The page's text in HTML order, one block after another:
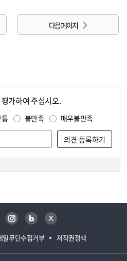
다음 페이지
가하여 주십시오.
불만족 매우불만족
일무단수집거부 저작권정책
인스타그램 블로그 트위터